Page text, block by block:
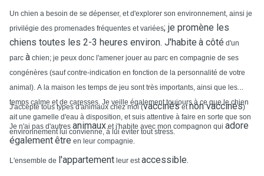
Un chien a besoin de se dépenser, et d'explorer son environnement, ainsi je
privilégie des promenades fréquentes et variées; je promène les
chiens toutes les 2-3 heures environ. J'habite à côté d'un
parc à chien; je peux donc l'amener jouer au parc en compagnie de ses
congénères (sauf contre-indication en fonction de la personnalité de votre
animal). A la maison les temps de jeu sont très importants, ainsi que les
temps calme et de caresses. Je veille également toujours à ce que le chien
ait une gamelle d'eau à disposition, et suis attentive à faire en sorte que son
environnement lui convienne, à lui éviter tout stress.
J'accepte tous types d'animaux chez moi (vaccinésetnon vaccinés)
Je n'ai pas d'autres animauxet j'habite avec mon compagnon qui adore
égalementêtre en leur compagnie.
L'ensemble de l'appartement leur estaccessible.